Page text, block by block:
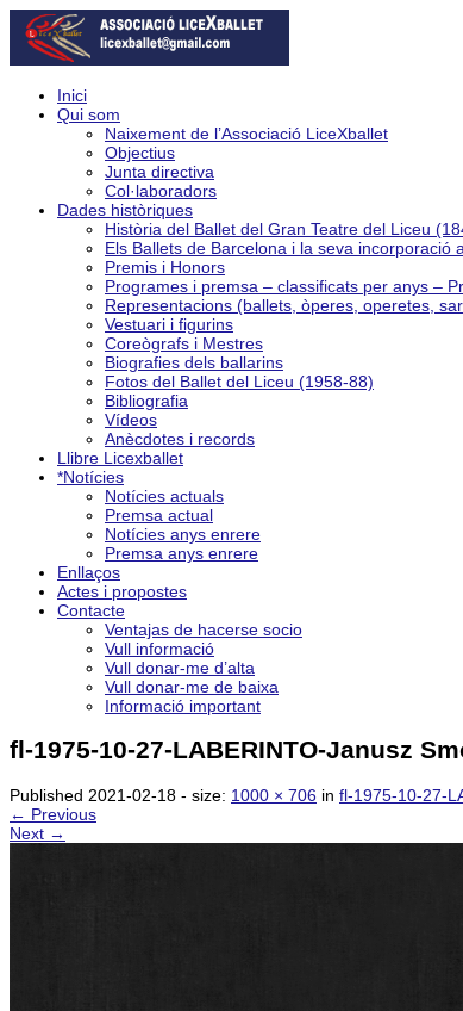
Inici
Qui som
Naixement de l’Associació LiceXballet
Objectius
Junta directiva
Col·laboradors
Dades històriques
Història del Ballet del Gran Teatre del Liceu
Els Ballets de Barcelona i la seva incorporació
Premis i Honors
Programes i premsa – classificats per anys –
Representacions (ballets, òperes, operetes,
Vestuari i figurins
Coreògrafs i Mestres
Biografies dels ballarins
Fotos del Ballet del Liceu (1958-88)
Bibliografia
Vídeos
Anècdotes i records
Llibre Licexballet
*Notícies
Notícies actuals
Premsa actual
Notícies anys enrere
Premsa anys enrere
Enllaços
Actes i propostes
Contacte
Ventajas de hacerse socio
Vull informació
Vull donar-me d’alta
Vull donar-me de baixa
Informació important
fl-1975-10-27-LABERINTO-Janusz
Published 2021-02-18 - size: 1000 × 706 in fl-1975-10-27-
← Previous
Next →